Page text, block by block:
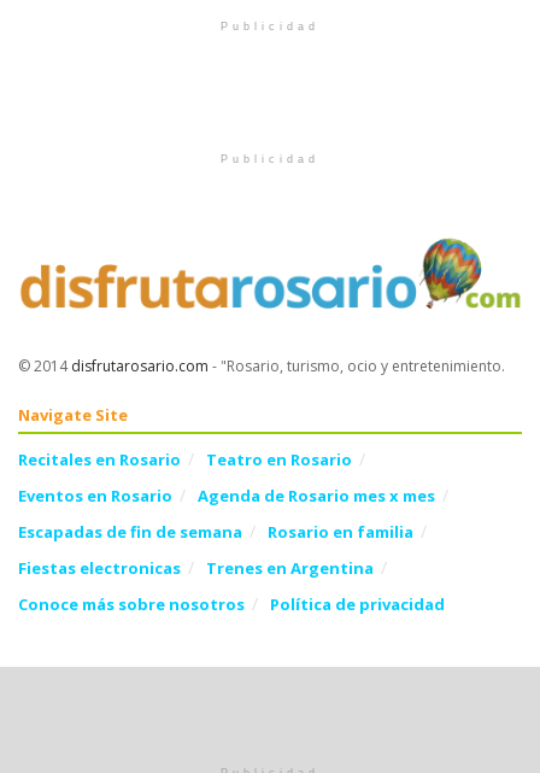
Publicidad
Publicidad
© 2014disfrutarosario.com - "Rosario, turismo, ocio y entretenimiento.
Navigate Site
Recitales en Rosario
Teatro en Rosario
Eventos en Rosario
Agenda de Rosario mes x mes
Escapadas de fin de semana
Rosario en familia
Fiestas electronicas
Trenes en Argentina
Conoce más sobre nosotros
Política de privacidad